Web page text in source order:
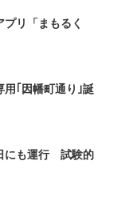
リ「まもるく
用｢因幡町通り｣誕
にも運行 試験的